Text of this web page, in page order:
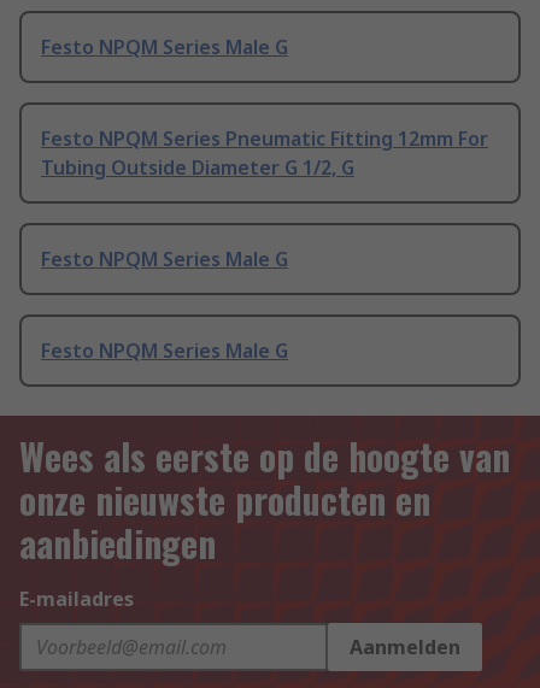
Festo NPQM Series Male G
Festo NPQM Series Pneumatic Fitting 12mm For
Tubing Outside Diameter G 1/2, G
Festo NPQM Series Male G
Festo NPQM Series Male G
Wees als eerste op de hoogte van
onze nieuwste producten en
aanbiedingen
E-mailadres
Aanmelden